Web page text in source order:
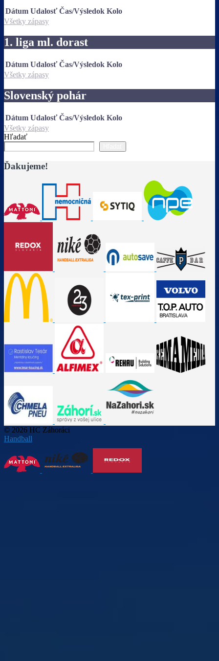
Dátum Udalosť Čas/Výsledok Kolo
Všetky zápasy
1. liga ml. dorast
Dátum Udalosť Čas/Výsledok Kolo
Všetky zápasy
Slovenský pohár
Dátum Udalosť Čas/Výsledok Kolo
Všetky zápasy
Hľadať
Ďakujeme!
© 2026 HC Záhoráci
Handball